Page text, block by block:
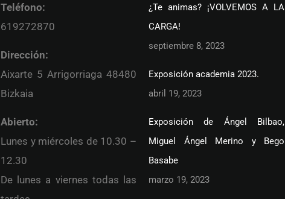
Teléfono:
619272870
Dirección:
Aixarte 5 Arrigorriaga 48480
Bizkaia
Abierto:
Lunes y miércoles de 10.30 –
12.30
De lunes a viernes todas las
¿Te animas? ¡VOLVEMOS A LA
CARGA!
septiembre 8, 2023
Exposición academia 2023.
abril 19, 2023
Exposición de Ángel Bilbao,
Miguel Ángel Merino y Bego
Basabe
marzo 19, 2023